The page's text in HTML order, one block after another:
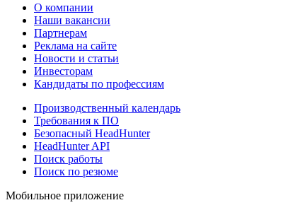
О компании
Наши вакансии
Партнерам
Реклама на сайте
Новости и статьи
Инвесторам
Кандидаты по профессиям
Производственный календарь
Требования к ПО
Безопасный HeadHunter
HeadHunter API
Поиск работы
Поиск по резюме
Мобильное приложение